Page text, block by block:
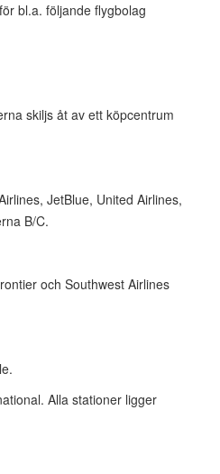
bl.a. följande flygbolag
skiljs åt av ett köpcentrum
JetBlue, United Airlines,
B/C.
och Southwest Airlines
Alla stationer ligger